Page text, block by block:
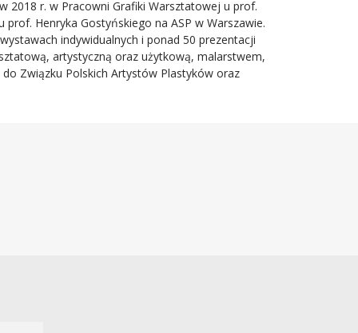
2018 r. w Pracowni Grafiki Warsztatowej u prof.
Henryka Gostyńskiego na ASP w Warszawie.
indywidualnych i ponad 50 prezentacji
artystyczną oraz użytkową, malarstwem,
Związku Polskich Artystów Plastyków oraz